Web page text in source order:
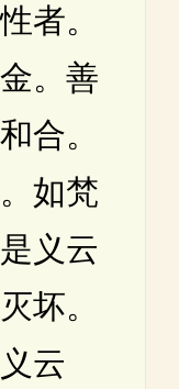
者。
。善
合。
如梵
义云
坏。
云